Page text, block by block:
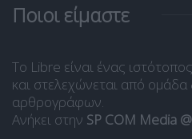
Ποιοι είμαστε
Το Libre είναι ένας
και στελεχώνεται από
αρθρογράφων.
Ανήκει στην SP COM Media